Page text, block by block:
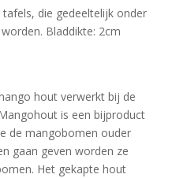
die gedeeltelijk onder
Bladdikte: 2cm
hout verwerkt bij de
is een bijproduct
de mangobomen ouder
gaan geven worden ze
Het gekapte hout